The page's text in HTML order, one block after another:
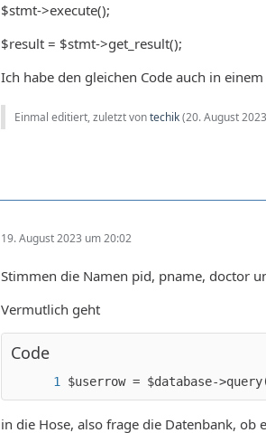
$stmt->execute();
$result = $stmt->get_result();
Ich habe den gleichen Code auch in
Einmal editiert, zuletzt vontechik(20. August
19. August 2023 um 20:02
Stimmen die Namen pid, pname, doctor
Vermutlich geht
Code
$userrow = $database-
in die Hose, also frage die Datenbank, ob